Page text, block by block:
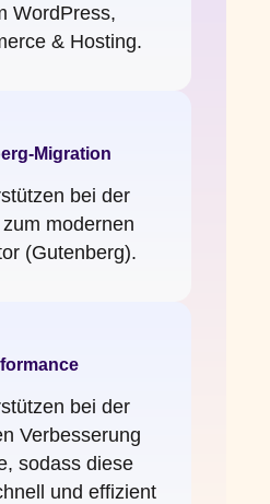
WordPress,
& Hosting.
Migration
bei der
modernen
(Gutenberg).
bei der
Verbesserung
sodass diese
und effizient